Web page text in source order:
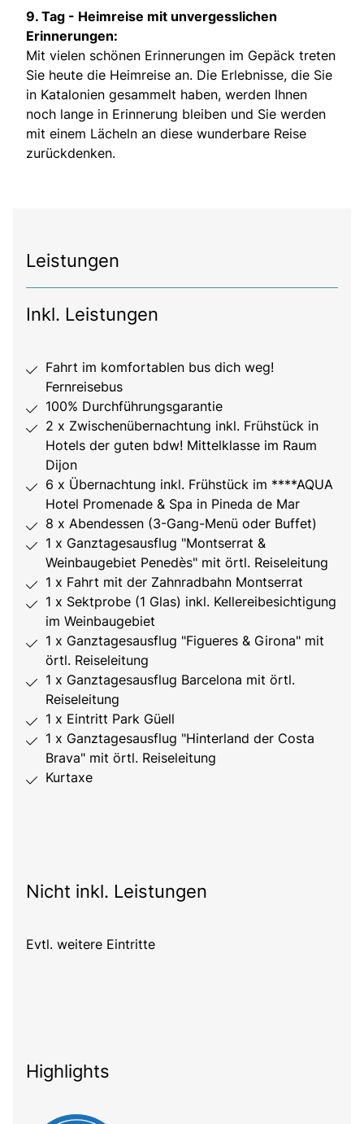
9. Tag - Heimreise mit unvergesslichen
Erinnerungen:
Mit vielen schönen Erinnerungen im Gepäck treten
Sie heute die Heimreise an. Die Erlebnisse, die Sie
in Katalonien gesammelt haben, werden Ihnen
noch lange in Erinnerung bleiben und Sie werden
mit einem Lächeln an diese wunderbare Reise
zurückdenken.
Leistungen
Inkl. Leistungen
Fahrt im komfortablen bus dich weg!
Fernreisebus
100% Durchführungsgarantie
2 x Zwischenübernachtung inkl. Frühstück in
Hotels der guten bdw! Mittelklasse im Raum
Dijon
6 x Übernachtung inkl. Frühstück im ****AQUA
Hotel Promenade & Spa in Pineda de Mar
8 x Abendessen (3-Gang-Menü oder Buffet)
1 x Ganztagesausflug "Montserrat &
Weinbaugebiet Penedès" mit örtl. Reiseleitung
1 x Fahrt mit der Zahnradbahn Montserrat
1 x Sektprobe (1 Glas) inkl. Kellereibesichtigung
im Weinbaugebiet
1 x Ganztagesausflug "Figueres & Girona" mit
örtl. Reiseleitung
1 x Ganztagesausflug Barcelona mit örtl.
Reiseleitung
1 x Eintritt Park Güell
1 x Ganztagesausflug "Hinterland der Costa
Brava" mit örtl. Reiseleitung
Kurtaxe
Nicht inkl. Leistungen
Evtl. weitere Eintritte
Highlights